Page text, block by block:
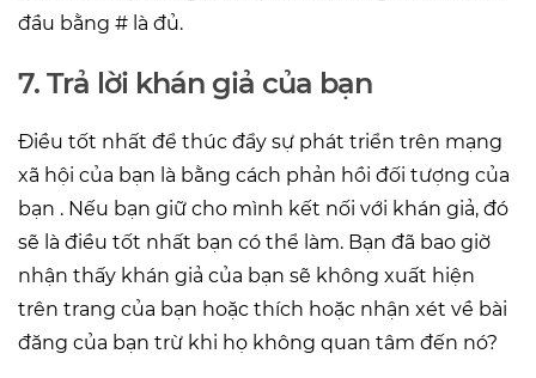
đầu bằng # là đủ.
7. Trả lời khán giả của bạn
Điều tốt nhất để thúc đẩy sự phát triển trên mạng
xã hội của bạn là bằng cách phản hồi đối tượng của
bạn . Nếu bạn giữ cho mình kết nối với khán giả, đó
sẽ là điều tốt nhất bạn có thể làm. Bạn đã bao giờ
nhận thấy khán giả của bạn sẽ không xuất hiện
trên trang của bạn hoặc thích hoặc nhận xét về bài
đăng của bạn trừ khi họ không quan tâm đến nó?